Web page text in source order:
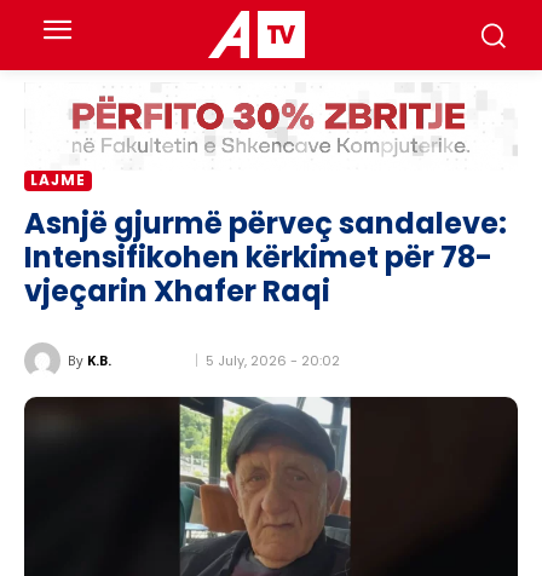
LAJME
Asnjë gjurmë përveç sandaleve:
Intensifikohen kërkimet për 78-
vjeçarin Xhafer Raqi
By K.B. 5 July, 2026 - 20:02